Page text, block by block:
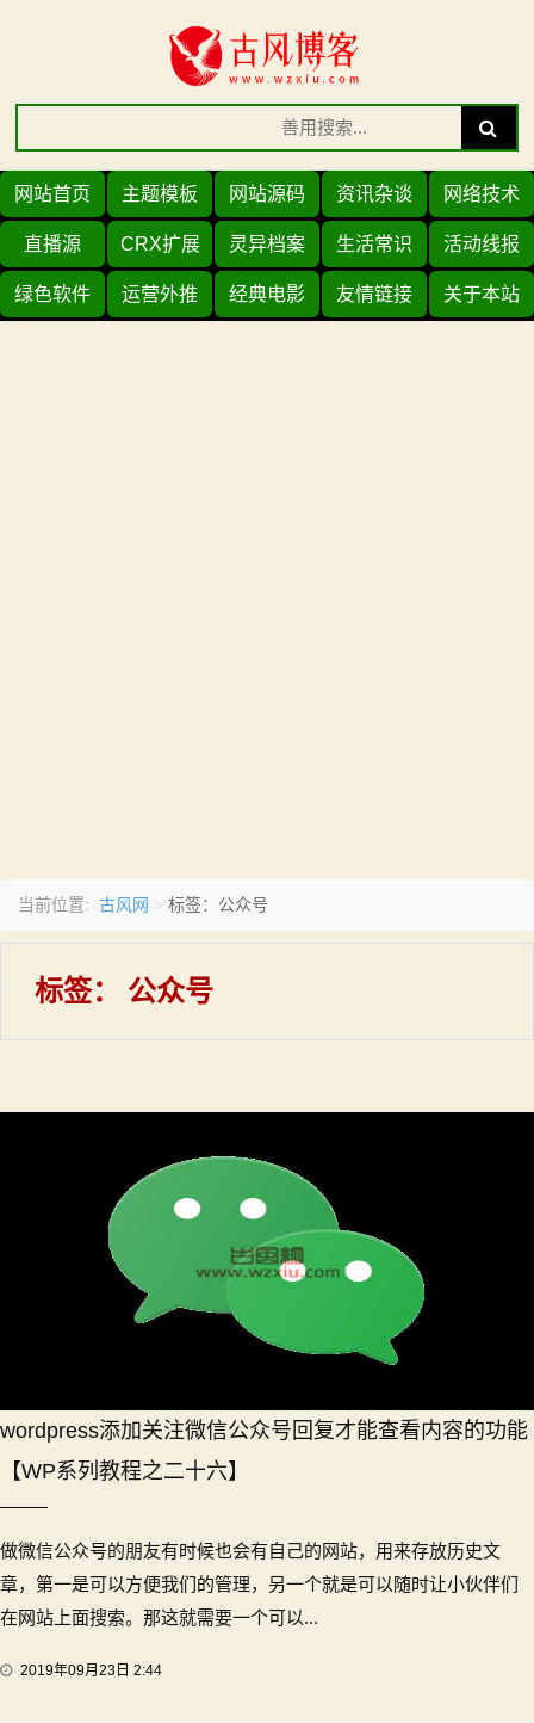
Search
for:
Search
网站首页 主题模板 网站源码 资讯杂谈 网络技术
直播源 CRX扩展 灵异档案 生活常识 活动线报
绿色软件 运营外推 经典电影 友情链接 关于本站
当前位置: 古风网 > 标签：公众号
标签： 公众号
wordpress添加关注微信公众号回复才能查看内容的功能
【WP系列教程之二十六】
做微信公众号的朋友有时候也会有自己的网站，用来存放历史文
章，第一是可以方便我们的管理，另一个就是可以随时让小伙伴们
在网站上面搜索。那这就需要一个可以...
2019年09月23日 2:44